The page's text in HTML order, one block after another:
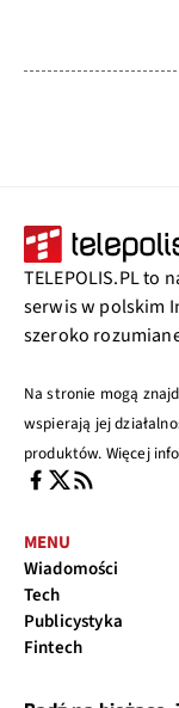
TELEPOLIS.PL to
serwis w polskim
szeroko
Na stronie mogą
wspierają jej
produktów. Więcej
MENU
Wiadomości
Tech
Publicystyka
Fintech